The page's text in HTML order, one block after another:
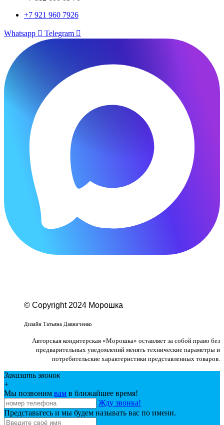
+7 921 960 7926
Whatsapp Telegram
© Copyright 2024 Морошка
Дизайн Татьяна Давниченко
Авторская кондитерская «Морошка» оставляет за собой право без
предварительных уведомлений менять технические параметры и
потребительские характеристики представленных товаров.
Заказать звонок
+
Мы позвоним вам в ближайшее время!
Жду звонка!
Представьтесь и мы будем называть вас по имени.